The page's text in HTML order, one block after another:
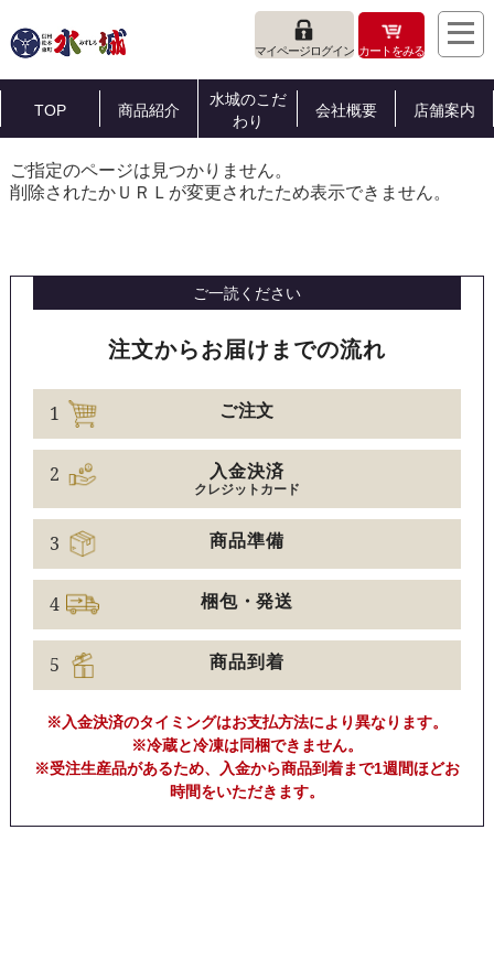
マイページログイン カートをみる
TOP 商品紹介
水城のこだ
わり
会社概要 店舗案内
ご指定のページは見つかりません。
削除されたかＵＲＬが変更されたため表示できません。
ご一読ください
注文からお届けまでの流れ
1 ご注文
2 入金決済
クレジットカード
3 商品準備
4 梱包・発送
5 商品到着
※入金決済のタイミングはお支払方法により異なります。
※冷蔵と冷凍は同梱できません。
※受注生産品があるため、入金から商品到着まで1週間ほどお
時間をいただきます。